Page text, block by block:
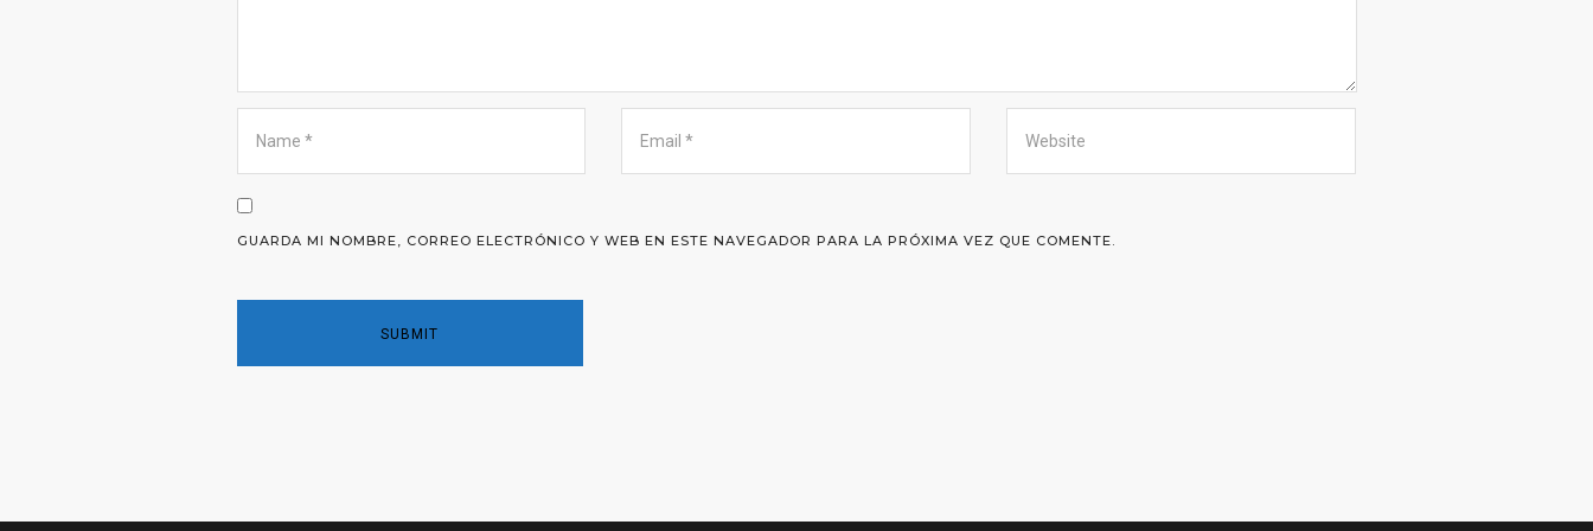
GUARDA MI NOMBRE, CORREO ELECTRÓNICO Y WEB EN ESTE NAVEGADOR PARA LA PRÓXIMA VEZ QUE COMENTE.